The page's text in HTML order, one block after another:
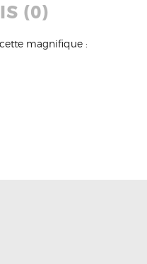
(0)
magnifique :